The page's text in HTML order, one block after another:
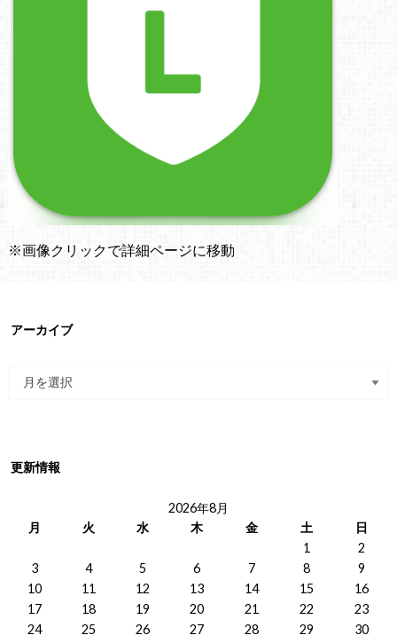
※画像クリックで詳細ページに移動
アーカイブ
更新情報
2026年8月
月
火 水 木 金 土
日
1
2
3
4 5 6 7 8
9
10
11 12 13 14 15
16
17
18 19 20 21 22
23
24
25 26 27 28 29
30